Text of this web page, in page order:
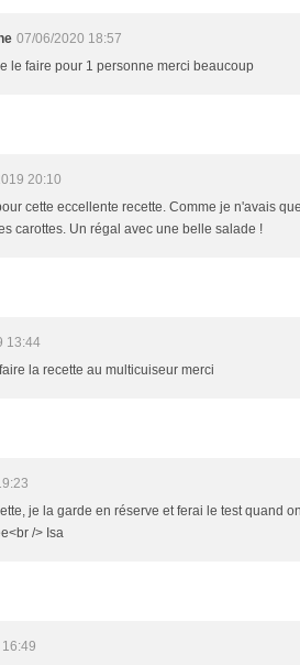
07/06/2020 18:57
le faire pour 1 personne merci beaucoup
20:10
cette eccellente recette. Comme je n'avais
carottes. Un régal avec une belle salade !
13:44
la recette au multicuiseur merci
je la garde en réserve et ferai le test quand
/> Isa